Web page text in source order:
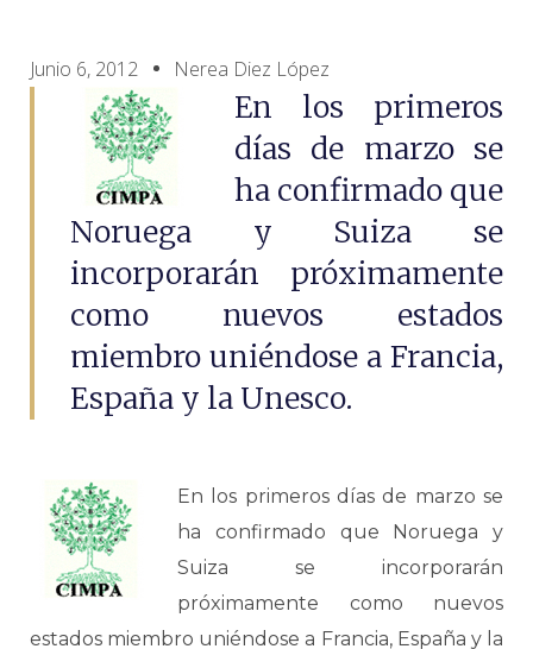
Junio 6, 2012 Nerea Diez López
En los primeros
días de marzo se
ha confirmado que
Noruega y Suiza se
incorporarán próximamente
como nuevos estados
miembro uniéndose a Francia,
España y la Unesco.
En los primeros días de marzo se
ha confirmado que Noruega y
Suiza se incorporarán
próximamente como nuevos
estados miembro uniéndose a Francia, España y la